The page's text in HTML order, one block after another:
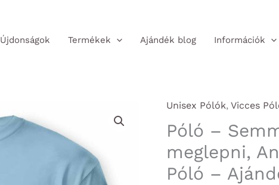
Újdonságok Termékek Ajándék blog Információk
Unisex Pólók, Vicces
Póló –
meglepni,
Póló –